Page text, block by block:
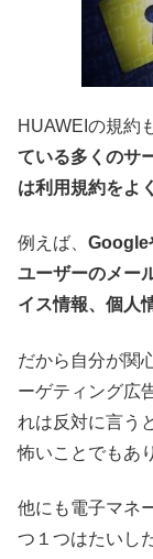
HUAWEIの規約
ている多くのサ
は利用規約をよ
例えば、 Google
ユーザーのメー
イス情報、個人
だから自分が関
ーゲティング広
れは反対に言う
怖いことでもあ
他にも電子マネ
つ１つはたいし